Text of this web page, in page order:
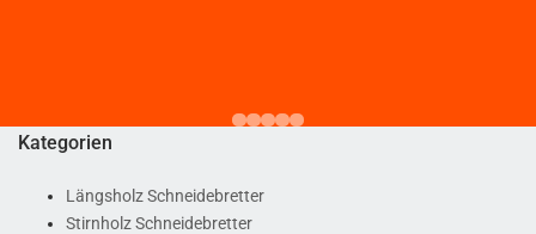
Kategorien
Längsholz Schneidebretter
Stirnholz Schneidebretter